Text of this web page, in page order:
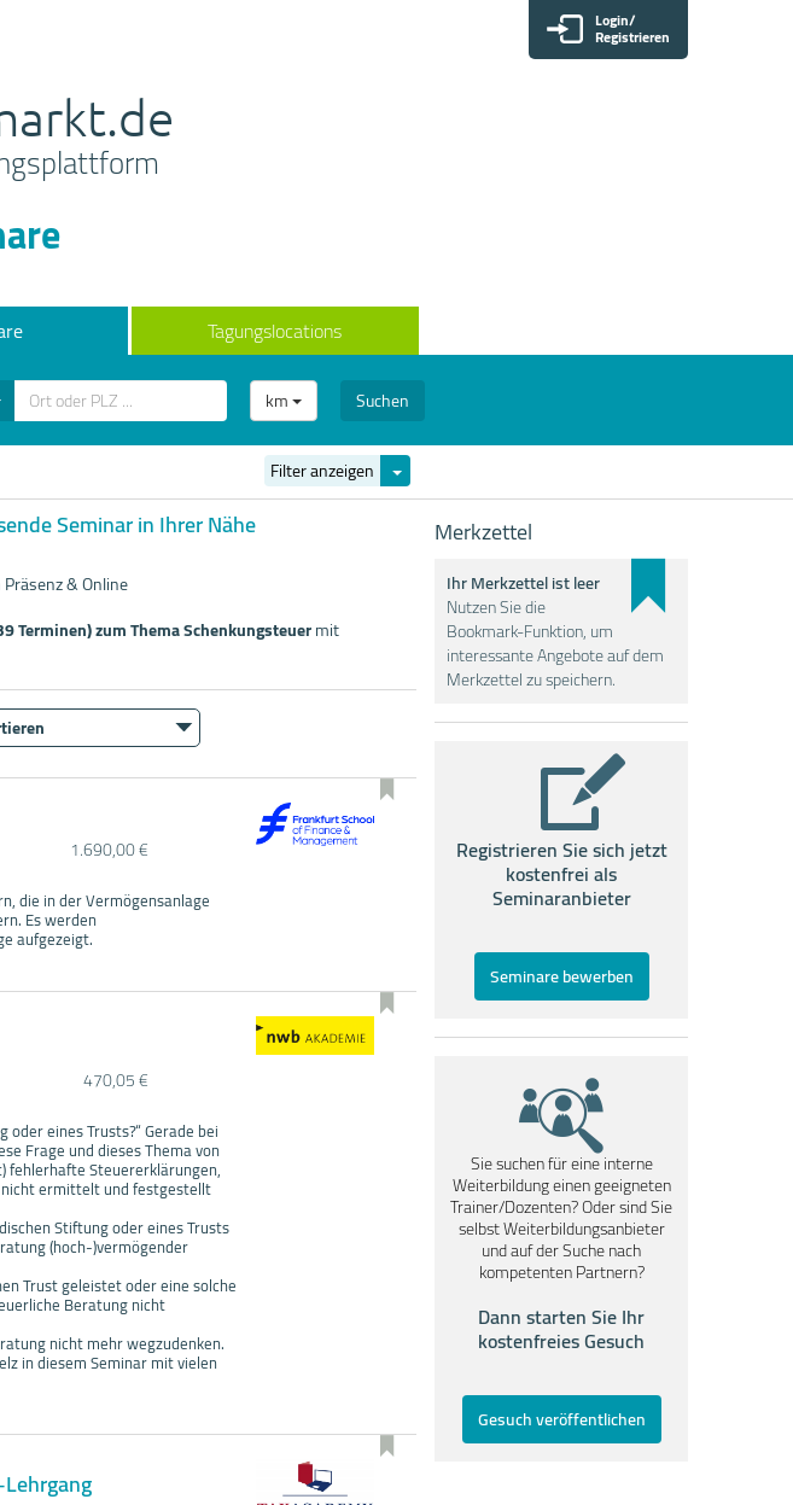
Login/
Registrieren
Tagungslocations
km Suchen
Filter anzeigen
Filter
ein-/ausblenden
Seminar in Ihrer Nähe
& Online
Terminen) zum Thema Schenkungsteuermit
1.690,00 €
die in der Vermögensanlage
Es werden
aufgezeigt.
470,05 €
eines Trusts?“ Gerade bei
Frage und dieses Thema von
fehlerhafte Steuererklärungen,
nicht ermittelt und festgestellt
Stiftung oder eines Trusts
(hoch-)vermögender
Trust geleistet oder eine solche
Beratung nicht
nicht mehr wegzudenken.
in diesem Seminar mit vielen
Merkzettel
Ihr Merkzettel ist leer
Nutzen Sie die
Bookmark-Funktion, um
interessante Angebote auf dem
Merkzettel zu speichern.
Registrieren Sie sich jetzt
kostenfrei als
Seminaranbieter
Seminare bewerben
Sie suchen für eine interne
Weiterbildung einen geeigneten
Trainer/Dozenten? Oder sind Sie
selbst Weiterbildungsanbieter
und auf der Suche nach
kompetenten Partnern?
Dann starten Sie Ihr
kostenfreies Gesuch
Gesuch veröffentlichen